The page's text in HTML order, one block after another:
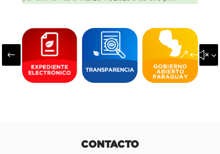
#
CONTACTO